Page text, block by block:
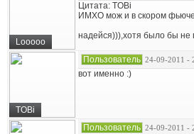
Looooo
Цитата: TOBi
ИМХО мож и в скором
надейся))),хотя было бы не
TOBi
Пользователь 24-09-2011 -
вот именно :)
Пользователь 24-09-2011 -